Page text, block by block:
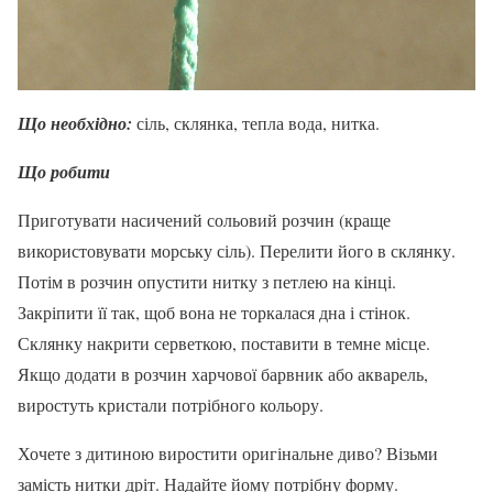
Що необхідно: сіль, склянка, тепла вода, нитка.
Що робити
Приготувати насичений сольовий розчин (краще
використовувати морську сіль). Перелити його в склянку.
Потім в розчин опустити нитку з петлею на кінці.
Закріпити її так, щоб вона не торкалася дна і стінок.
Склянку накрити серветкою, поставити в темне місце.
Якщо додати в розчин харчової барвник або акварель,
виростуть кристали потрібного кольору.
Хочете з дитиною виростити оригінальне диво? Візьми
замість нитки дріт. Надайте йому потрібну форму.